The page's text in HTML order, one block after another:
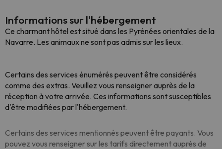
Informations sur l'hébergement
Ce charmant hôtel est situé dans les Pyrénées orientales de la
Navarre. Les animaux ne sont pas admis sur les lieux.
Certains des services énumérés peuvent être considérés
comme des extras. Veuillez vous renseigner auprès de la
réception à votre arrivée. Ces informations sont susceptibles
d'être modifiées par l'hébergement.
Certains des services mentionnés peuvent être payants. Vous
pouvez vous renseigner sur les tarifs directement auprès de